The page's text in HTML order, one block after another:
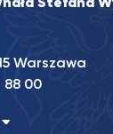
Stefana
Warszawa
88 00